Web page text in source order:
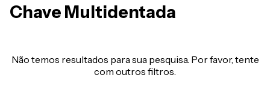
Chave Multidentada
Não temos resultados para sua pesquisa. Por favor, tente
com outros filtros.